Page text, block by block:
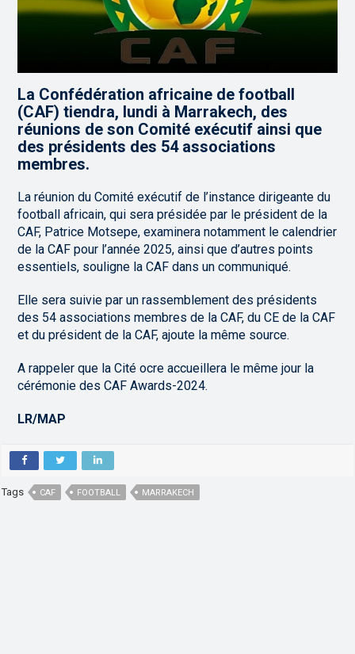
La Confédération africaine de football
(CAF) tiendra, lundi à Marrakech, des
réunions de son Comité exécutif ainsi que
des présidents des 54 associations
membres.
La réunion du Comité exécutif de l’instance dirigeante du
football africain, qui sera présidée par le président de la
CAF, Patrice Motsepe, examinera notamment le calendrier
de la CAF pour l’année 2025, ainsi que d’autres points
essentiels, souligne la CAF dans un communiqué.
Elle sera suivie par un rassemblement des présidents
des 54 associations membres de la CAF, du CE de la CAF
et du président de la CAF, ajoute la même source.
A rappeler que la Cité ocre accueillera le même jour la
cérémonie des CAF Awards-2024.
LR/MAP
Tags CAF FOOTBALL MARRAKECH